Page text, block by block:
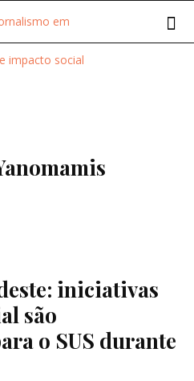
iniciativas
são
o SUS durante